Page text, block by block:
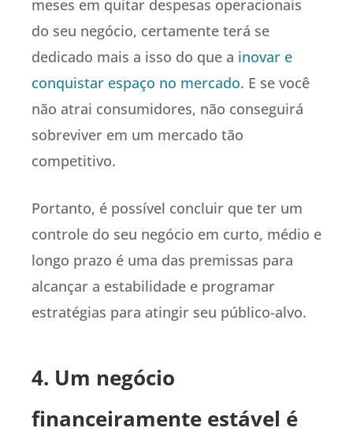
meses em quitar despesas operacionais
do seu negócio, certamente terá se
dedicado mais a isso do que a inovar e
conquistar espaço no mercado. E se você
não atrai consumidores, não conseguirá
sobreviver em um mercado tão
competitivo.
Portanto, é possível concluir que ter um
controle do seu negócio em curto, médio e
longo prazo é uma das premissas para
alcançar a estabilidade e programar
estratégias para atingir seu público-alvo.
4. Um negócio
financeiramente estável é